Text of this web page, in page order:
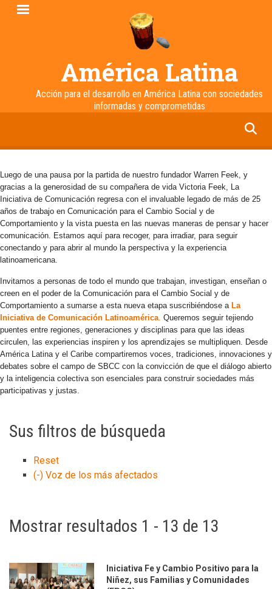
Pasar
América Latina
Acción para el desarrollo en América Latina con sociedades
informadas y comprometidas
Luego de una pausa por la partida de nuestro fundador Warren Feek, y
gracias a la generosidad de su compañera de vida Victoria Feek, La
Iniciativa de Comunicación regresa con el invaluable legado de más de 25
años de trabajo en Comunicación para el Cambio Social y de
Comportamiento y la vista puesta en las nuevas maneras de pensar y hacer
comunicación. Estamos aquí para recoger, para irradiar, para seguir
conectando y para abrir al mundo la perspectiva y la experiencia
latinoamericana.
Invitamos a personas de todo el mundo que trabajan, investigan, enseñan o
creen en el poder de la Comunicación para el Cambio Social y de
Comportamiento a sumarse a esta nueva etapa suscribiéndose a La
Iniciativa de Comunicación Latinoamérica. Queremos seguir tejiendo
puentes entre regiones, generaciones y disciplinas para que las ideas
circulen, las experiencias inspiren y los aprendizajes se multipliquen. Desde
América Latina y el Caribe compartiremos voces, tradiciones, innovaciones y
debates sobre el campo de SBCC con la convicción de que el diálogo abierto
y la inteligencia colectiva son esenciales para construir sociedades más
participativas y justas.
Sus filtros de búsqueda
Reset
(-) Voz de los más afectados
Mostrar resultados 1 - 13 de 13
Iniciativa Fe y Cambio Positivo para la
Niñez, sus Familias y Comunidades